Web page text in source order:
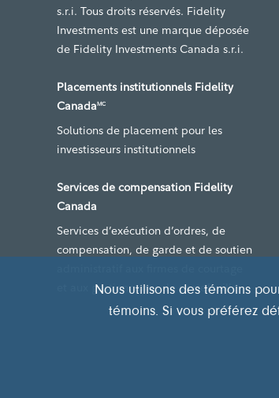
s.r.i. Tous droits réservés. Fidelity
Investments est une marque déposée
de Fidelity Investments Canada s.r.i.
Placements institutionnels Fidelity
CanadaMC
Solutions de placement pour les
investisseurs institutionnels
Services de compensation Fidelity
Canada
Services d’exécution d’ordres, de
compensation, de garde et de soutien
et aux gestionnaires de portefeuille
Nous utilisons des témoins
témoins. Si vous préférez